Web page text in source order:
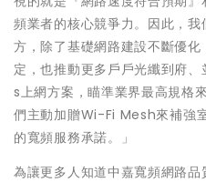
頻業者的核心競爭力。因此，
方，除了基礎網路建設不斷優
定，也推動更多戶戶光纖到府
s上網方案，瞄準業界最高規格
們主動加贈Wi-Fi Mesh來補強
的寬頻服務承諾。」
為讓更多人知道中嘉寬頻網路